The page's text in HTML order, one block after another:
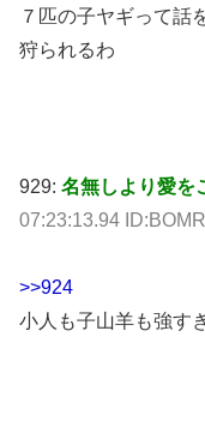
７匹の子ヤギって話
狩られるわ
929: 名無しより愛を
07:23:13.94
>>924
小人も子山羊も強す